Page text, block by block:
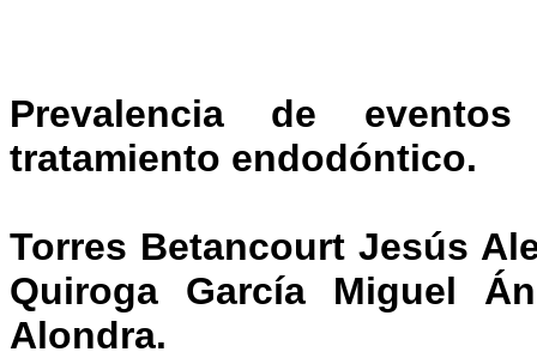
Prevalencia de
tratamiento endodóntico.
Torres Betancourt Jesús
Quiroga García Miguel
Alondra.